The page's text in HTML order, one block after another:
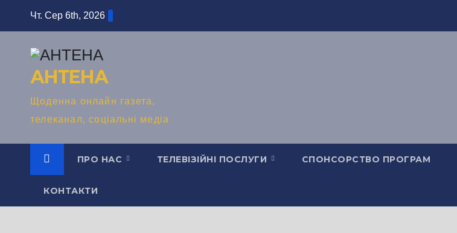
Чт. Сер 6th, 2026
АНТЕНА
Щоденна онлайн газета,
телеканал, соціальні медіа
ПРО НАС ТЕЛЕВІЗІЙНІ ПОСЛУГИ СПОНСОРСТВО ПРОГРАМ
КОНТАКТИ